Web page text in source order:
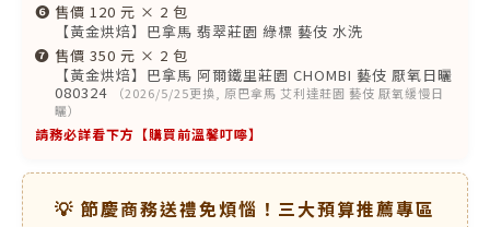
❻ 售價 120 元 × 2 包
【黃金烘焙】巴拿馬 翡翠莊園 綠標 藝伎 水洗
❼ 售價 350 元 × 2 包
【黃金烘焙】巴拿馬 阿爾鐵里莊園 CHOMBI 藝伎 厭氧日曬
080324
（2026/5/25更換, 原巴拿馬 艾利達莊園 藝伎 厭氧緩慢日
曬）
請務必詳看下方【購買前溫馨叮嚀】
💡 節慶商務送禮免煩惱！三大預算推薦專區